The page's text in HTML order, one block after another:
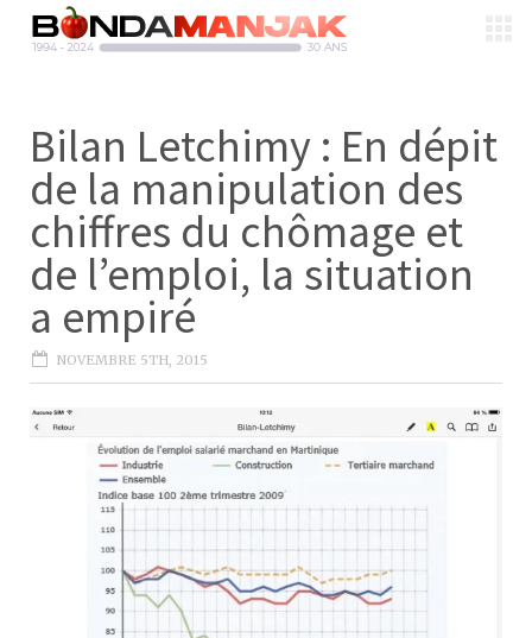
Bilan Letchimy : En dépit
de la manipulation des
chiffres du chômage et
de l’emploi, la situation
a empiré
NOVEMBRE 5TH, 2015